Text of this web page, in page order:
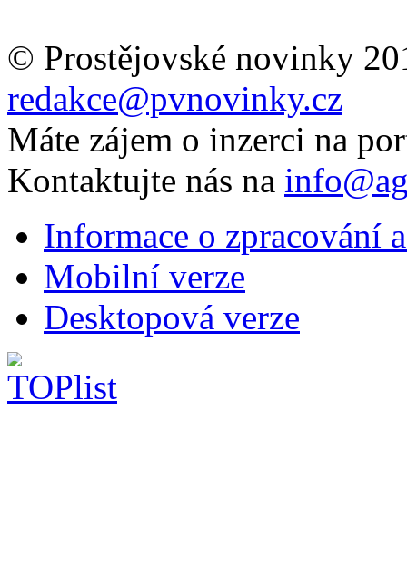
© Prostějovské novinky
redakce@pvnovinky.cz
Máte zájem o inzerci na
Kontaktujte nás na
Informace o zpracování
Mobilní verze
Desktopová verze